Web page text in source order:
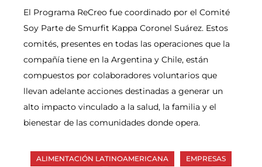
El Programa ReCreo fue coordinado por el Comité
Soy Parte de Smurfit Kappa Coronel Suárez. Estos
comités, presentes en todas las operaciones que la
compañía tiene en la Argentina y Chile, están
compuestos por colaboradores voluntarios que
llevan adelante acciones destinadas a generar un
alto impacto vinculado a la salud, la familia y el
bienestar de las comunidades donde opera.
ALIMENTACIÓN LATINOAMERICANA
EMPRESAS